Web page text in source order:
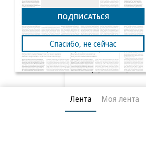
Новости компаний
06.08.2026
ГК «Галс-
В бизнес-центре
порту залит первый
Лента Моя лента
ПОДПИСАТЬСЯ
Спасибо, не сейчас